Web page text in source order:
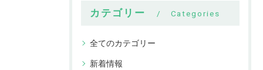
カテゴリー Categories
全てのカテゴリー
新着情報